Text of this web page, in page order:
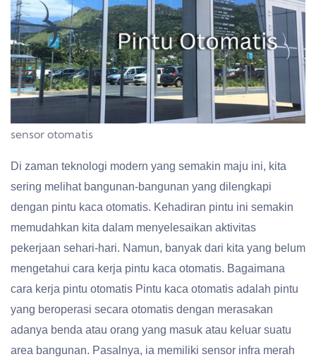
sensor otomatis
Di zaman teknologi modern yang semakin maju ini, kita
sering melihat bangunan-bangunan yang dilengkapi
dengan pintu kaca otomatis. Kehadiran pintu ini semakin
memudahkan kita dalam menyelesaikan aktivitas
pekerjaan sehari-hari. Namun, banyak dari kita yang belum
mengetahui cara kerja pintu kaca otomatis. Bagaimana
cara kerja pintu otomatis Pintu kaca otomatis adalah pintu
yang beroperasi secara otomatis dengan merasakan
adanya benda atau orang yang masuk atau keluar suatu
area bangunan. Pasalnya, ia memiliki sensor infra merah